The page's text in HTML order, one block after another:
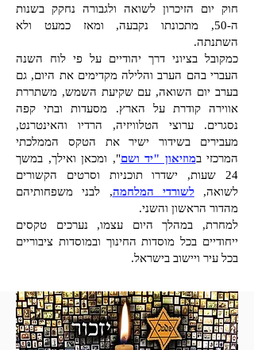
חוק יום הזיכרון לשואה ולגבורה נחקק בשנות
ה-50, מתכונתו נקבעה, ומאז כמעט ולא
השתנתה.
כמקובל בציוני דרך יהודיים על פי לוח השנה
העברי בהם הערב והלילה מקדימים את היום, גם
בערב יום השואה, עם שקיעת השמש, משתררת
אווירה קודרת על הארץ. מסעדות ובתי קפה
נסגרים. ערוצי הטלוויזיה, הרדיו והאינטרנט,
מעבירים בשידור ישיר את הטקס הממלכתי
המרכזי במוזיאון "יד ושם", ומכאן ואילך, במשך
24 שעות, ישדרו תוכניות וסרטים הקשורים
לשואה,לשורדי המלחמה, לבני משפחותיהם
מהדור הראשון והשני.
למחרת, במהלך היום עצמו, נערכים טקסים
ייחודיים בכל מוסדות החינוך ובמוסדות ציבוריים
בכל עיר ויישוב בישראל.